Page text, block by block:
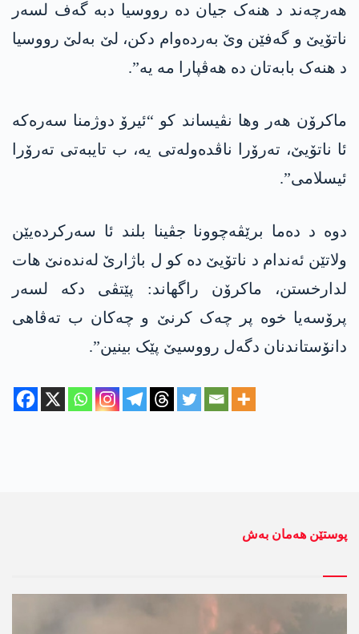
هەرچەند د هنەک جیان دە رووسیا دبە گەف لسەر
ناتۆیێ و گەفێن وێ بەردەوام دکن، لێ بەلێ رووسیا
د هنەک بابەتان دە هەڤپارا مە یە”.
ماکرۆن هەر وها نڤیساند کو “ئیرۆ دوژمنا سەرەکە
ئا ناتۆیێ، تەرۆرا ناڤدەولەتی یە، ب تایبەتی تەرۆرا
ئیسلامی”.
دوه د دەما برێڤەچوونا جڤینا بلند ئا سەرکردەیێن
ولاتێن ئەندام د ناتۆیێ دە کو ل باژارێ لەندەنێ هات
لدارخستن، ماکرۆن راگهاند: پێتڤی دکە لسەر
پرۆسەیا خوە پر چەک کرنێ و چەکان ب تەڤاهی
دانۆستاندنان دگەل رووسیێ پێک بینین”.
پوستێن ھەمان بەش